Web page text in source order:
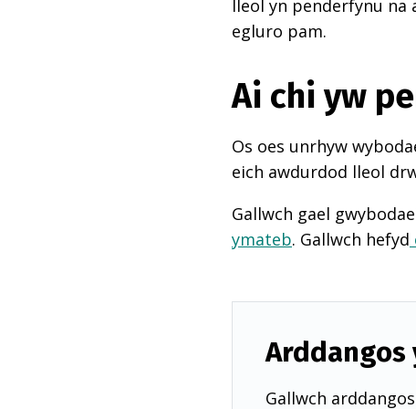
lleol yn penderfynu na
egluro pam.
Ai chi yw
Os oes unrhyw
eich awdurdod lleol
Gallwch gael
ymateb. Gallwch hefyd
Arddangos
Gallwch